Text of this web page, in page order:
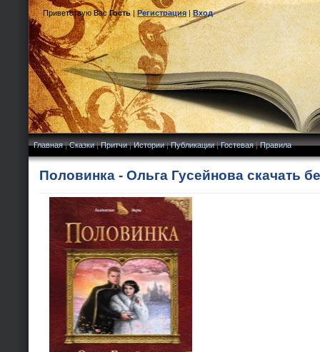
Приветствую Вас Гость|Регистрация|Вход
Главная|Сказки|Притчи|Истории|Публикации|Гостевая|Правила
Половинка - Ольга Гусейнова скачать